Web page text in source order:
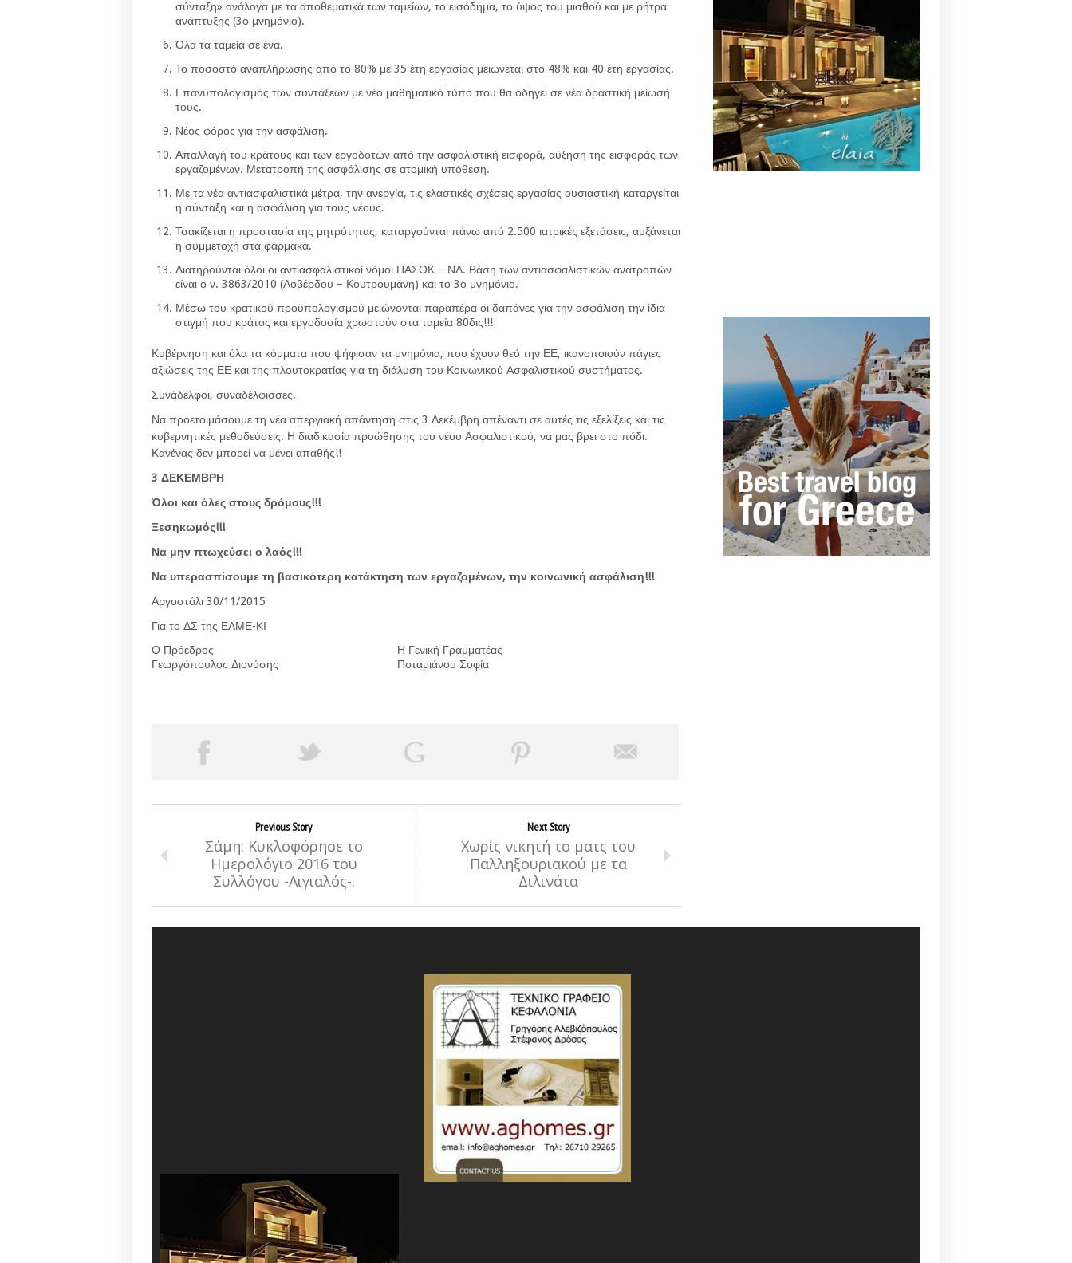
σύνταξη» ανάλογα με τα αποθεματικά των ταμείων, το εισόδημα, το ύψος του μισθού και με ρήτρα
ανάπτυξης (3ο μνημόνιο).
Όλα τα ταμεία σε ένα.
Το ποσοστό αναπλήρωσης από το 80% με 35 έτη εργασίας μειώνεται στο 48% και 40 έτη εργασίας.
Επανυπολογισμός των συντάξεων με νέο μαθηματικό τύπο που θα οδηγεί σε νέα δραστική μείωσή
τους.
Νέος φόρος για την ασφάλιση.
Απαλλαγή του κράτους και των εργοδοτών από την ασφαλιστική εισφορά, αύξηση της εισφοράς των
εργαζομένων. Μετατροπή της ασφάλισης σε ατομική υπόθεση.
Με τα νέα αντιασφαλιστικά μέτρα, την ανεργία, τις ελαστικές σχέσεις εργασίας ουσιαστική καταργείται
η σύνταξη και η ασφάλιση για τους νέους.
Τσακίζεται η προστασία της μητρότητας, καταργούνται πάνω από 2.500 ιατρικές εξετάσεις, αυξάνεται
η συμμετοχή στα φάρμακα.
Διατηρούνται όλοι οι αντιασφαλιστικοί νόμοι ΠΑΣΟΚ – ΝΔ. Βάση των αντιασφαλιστικών ανατροπών
είναι ο ν. 3863/2010 (Λοβέρδου – Κουτρουμάνη) και το 3ο μνημόνιο.
Μέσω του κρατικού προϋπολογισμού μειώνονται παραπέρα οι δαπάνες για την ασφάλιση την ίδια
στιγμή που κράτος και εργοδοσία χρωστούν στα ταμεία 80δις!!!
Κυβέρνηση και όλα τα κόμματα που ψήφισαν τα μνημόνια, που έχουν θεό την ΕΕ, ικανοποιούν πάγιες
αξιώσεις της ΕΕ και της πλουτοκρατίας για τη διάλυση του Κοινωνικού Ασφαλιστικού συστήματος.
Συνάδελφοι, συναδέλφισσες.
Να προετοιμάσουμε τη νέα απεργιακή απάντηση στις 3 Δεκέμβρη απέναντι σε αυτές τις εξελίξεις και τις
κυβερνητικές μεθοδεύσεις. Η διαδικασία προώθησης του νέου Ασφαλιστικού, να μας βρει στο πόδι.
Κανένας δεν μπορεί να μένει απαθής!!
3 ΔΕΚΕΜΒΡΗ
Όλοι και όλες στους δρόμους!!!
Ξεσηκωμός!!!
Να μην πτωχεύσει ο λαός!!!
Να υπερασπίσουμε τη βασικότερη κατάκτηση των εργαζομένων, την κοινωνική ασφάλιση!!!
Αργοστόλι 30/11/2015
Για το ΔΣ της ΕΛΜΕ-ΚΙ
Ο Πρόεδρος
Η Γενική Γραμματέας
Γεωργόπουλος Διονύσης
Ποταμιάνου Σοφία
Previous Story
Σάμη: Κυκλοφόρησε το
Ημερολόγιο 2016 του
Συλλόγου -Αιγιαλός-.
Next Story
Χωρίς νικητή το ματς του
Παλληξουριακού με τα
Διλινάτα